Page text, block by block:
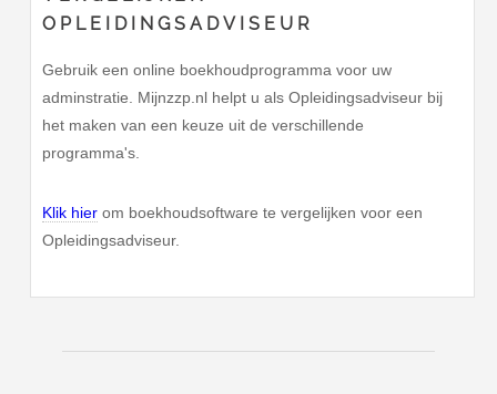
OPLEIDINGSADVISEUR
Gebruik een online boekhoudprogramma voor uw
adminstratie. Mijnzzp.nl helpt u als Opleidingsadviseur bij
het maken van een keuze uit de verschillende
programma's.
Klik hier om boekhoudsoftware te vergelijken voor een
Opleidingsadviseur.